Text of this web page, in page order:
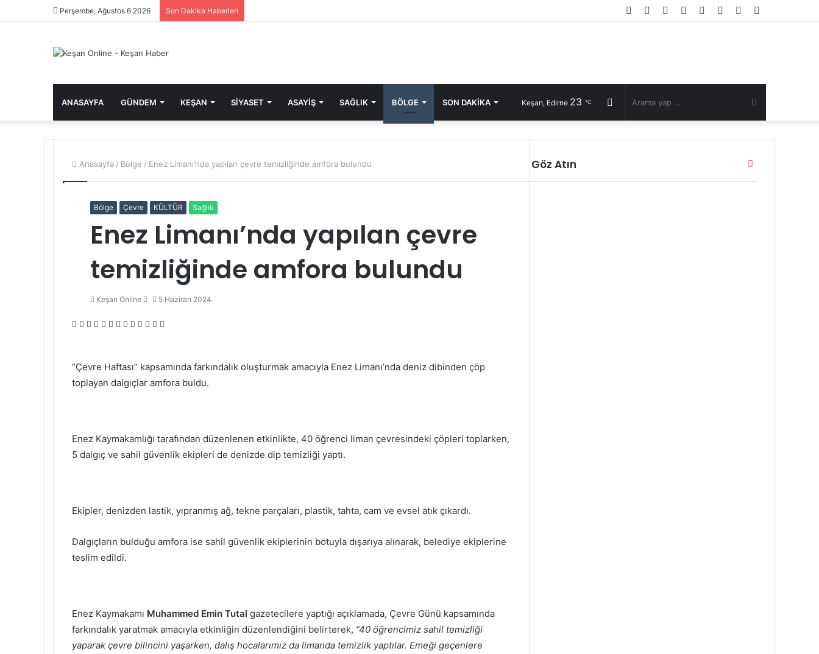
Perşembe, Ağustos 6 2026 Son Dakika Haberleri
Rastgele
Kayıt
RSS
Instagram
YouTube
Twitter
Facebook
ANASAYFA GÜNDEM KEŞAN SIYASET ASAYIŞ SAĞLIK BÖLGE SON DAKIKA Arama
yap
Rastgele
Makale
Keşan, Edirne 23 ℃
Anasayfa / Bölge / Enez Limanı’nda yapılan çevre temizliğinde amfora bulundu
Bölge Çevre KÜLTÜR Sağlık
Enez Limanı’nda yapılan çevre
temizliğinde amfora bulundu
Keşan Online
Bir
posta
5 Haziran 2024
Facebook
Twitter
LinkedIn
Tumblr
Pinterest
Reddit
VKontakte
Odnoklassniki
Pocket
Messenger
Messenger
WhatsApp
“Çevre Haftası” kapsamında farkındalık oluşturmak amacıyla Enez Limanı’nda deniz dibinden çöp
toplayan dalgıçlar amfora buldu.
Enez Kaymakamlığı tarafından düzenlenen etkinlikte, 40 öğrenci liman çevresindeki çöpleri toplarken,
5 dalgıç ve sahil güvenlik ekipleri de denizde dip temizliği yaptı.
Ekipler, denizden lastik, yıpranmış ağ, tekne parçaları, plastik, tahta, cam ve evsel atık çıkardı.
Dalgıçların bulduğu amfora ise sahil güvenlik ekiplerinin botuyla dışarıya alınarak, belediye ekiplerine
teslim edildi.
Enez Kaymakamı Muhammed Emin Tutal gazetecilere yaptığı açıklamada, Çevre Günü kapsamında
farkındalık yaratmak amacıyla etkinliğin düzenlendiğini belirterek, “40 öğrencimiz sahil temizliği
yaparak çevre bilincini yaşarken, dalış hocalarımız da limanda temizlik yaptılar. Emeği geçenlere
Göz Atın Kapalı